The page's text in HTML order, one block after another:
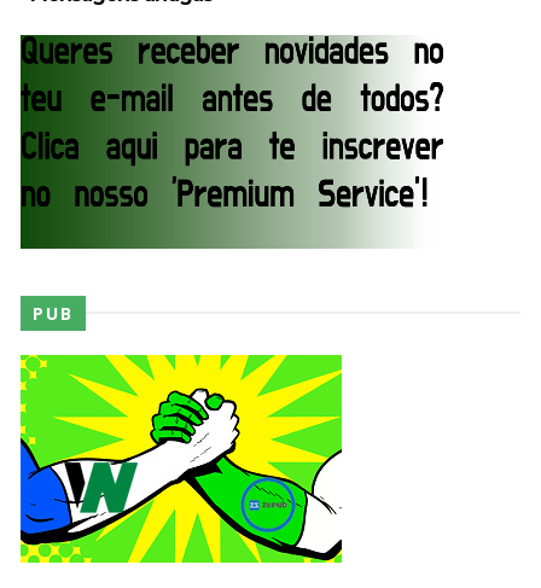
Agente livre de peso: Kairi Sane revela inúmeras
propostas após saída da WWE e pondera o
próximo passo
SCSA867-Aug 07 2026
por várias semanas
ESTAGNAÇÃO NO MAIN EVENT? Triple H
responde a críticas e deixa aviso claro aos
lutadores da WWE
Unknown-Aug 06 2026
PUB